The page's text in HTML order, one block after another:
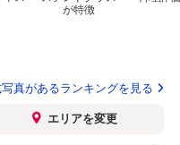
が特徴
真があるランキングを見る
エリアを変更